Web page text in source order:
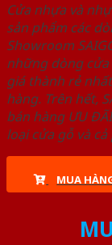
Cửa nhựa và
sản phẩm các
Showroom
những dòng
giá thành rẻ
hàng. Trên hết,
bán hàng ƯU
loại cửa gỗ và
MUA